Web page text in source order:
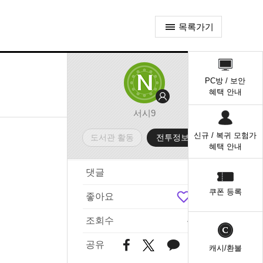
목록가기
서시9
도서관 활동 전투정보실
댓글
좋아요
조회수 411
공유
PC방 / 보안
혜택 안내
신규 / 복귀 모험가
혜택 안내
쿠폰 등록
캐시/환불